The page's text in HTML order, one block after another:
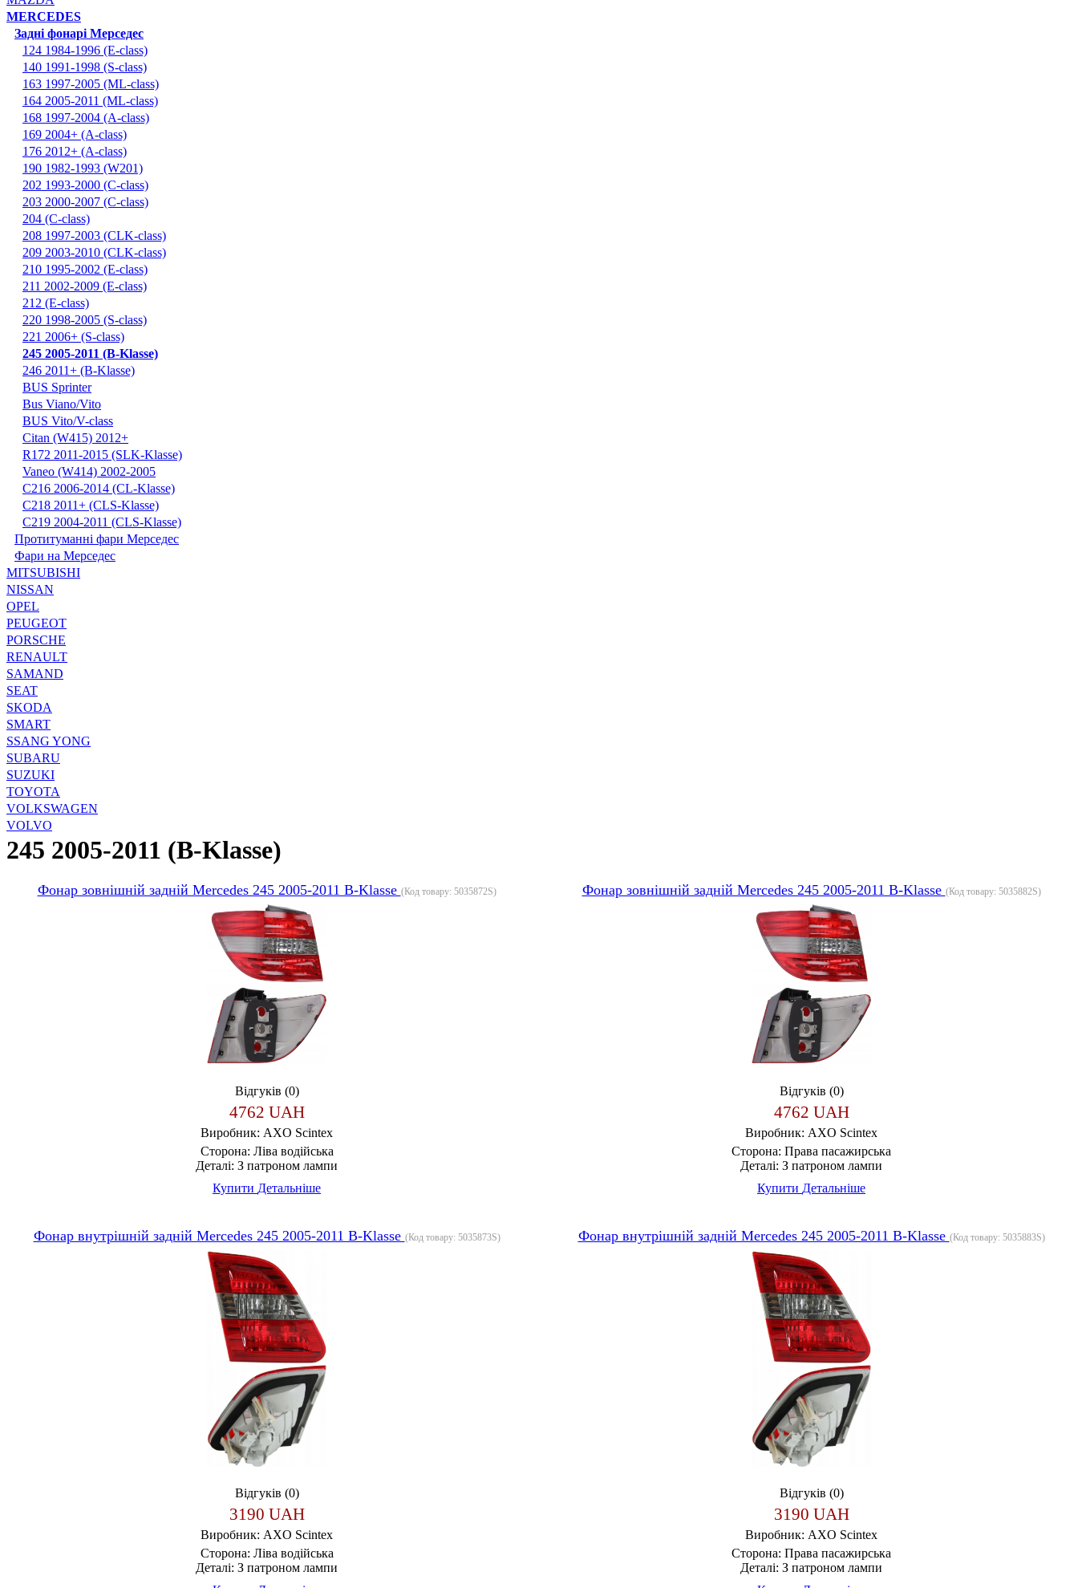
MERCEDES
Задні фонарі Мерседес
124 1984-1996 (E-class)
140 1991-1998 (S-class)
163 1997-2005 (ML-class)
164 2005-2011 (ML-class)
168 1997-2004 (A-class)
169 2004+ (A-class)
176 2012+ (A-class)
190 1982-1993 (W201)
202 1993-2000 (C-class)
203 2000-2007 (C-class)
204 (C-class)
208 1997-2003 (CLK-class)
209 2003-2010 (CLK-class)
210 1995-2002 (E-class)
211 2002-2009 (E-class)
212 (E-class)
220 1998-2005 (S-class)
221 2006+ (S-class)
245 2005-2011 (B-Klasse)
246 2011+ (B-Klasse)
BUS Sprinter
Bus Viano/Vito
BUS Vito/V-class
Citan (W415) 2012+
R172 2011-2015 (SLK-Klasse)
Vaneo (W414) 2002-2005
С216 2006-2014 (CL-Klasse)
С218 2011+ (CLS-Klasse)
С219 2004-2011 (CLS-Klasse)
Протитуманні фари Мерседес
Фари на Мерседес
MITSUBISHI
NISSAN
OPEL
PEUGEOT
PORSCHE
RENAULT
SAMAND
SEAT
SKODA
SMART
SSANG YONG
SUBARU
SUZUKI
TOYOTA
VOLKSWAGEN
VOLVO
245 2005-2011 (B-Klasse)
Фонар зовнішній задній Mercedes 245 2005-2011 B-Klasse (Код товару: 5035872S)
Відгуків (0)
4762 UAH
Виробник: AXO Scintex
Сторона: Ліва водійська
Деталі: З патроном лампи
Купити Детальніше
Фонар зовнішній задній Mercedes 245 2005-2011 B-Klasse (Код товару: 5035882S)
Відгуків (0)
4762 UAH
Виробник: AXO Scintex
Сторона: Права пасажирська
Деталі: З патроном лампи
Купити Детальніше
Фонар внутрішній задній Mercedes 245 2005-2011 B-Klasse (Код товару: 5035873S)
Відгуків (0)
3190 UAH
Виробник: AXO Scintex
Сторона: Ліва водійська
Деталі: З патроном лампи
Фонар внутрішній задній Mercedes 245 2005-2011 B-Klasse (Код товару: 5035883S)
Відгуків (0)
3190 UAH
Виробник: AXO Scintex
Сторона: Права пасажирська
Деталі: З патроном лампи